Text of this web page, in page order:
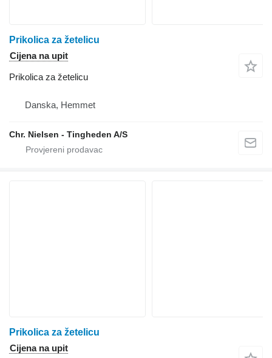
Prikolica za žetelicu
Cijena na upit
Prikolica za žetelicu
Danska, Hemmet
Chr. Nielsen - Tingheden A/S
Prikolica za žetelicu
Cijena na upit